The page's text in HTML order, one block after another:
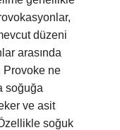
düzeni
arasında
Provoke ne
soğuğa
ve asit
soğuk